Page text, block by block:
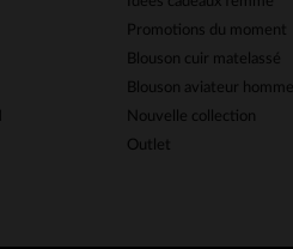
Promotions du moment
Blouson cuir matelassé
Blouson aviateur homme
Nouvelle collection
Outlet